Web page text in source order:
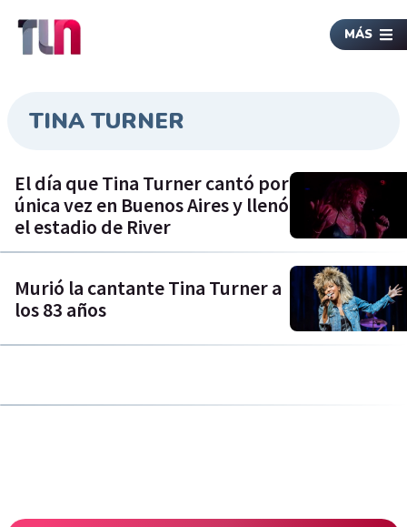
MÁS
TINA TURNER
El día que Tina Turner cantó por
única vez en Buenos Aires y llenó
el estadio de River
Murió la cantante Tina Turner a
los 83 años